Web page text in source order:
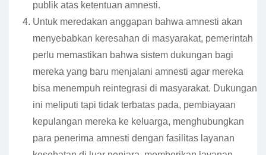
publik atas ketentuan amnesti.
Untuk meredakan anggapan bahwa amnesti akan
menyebabkan keresahan di masyarakat, pemerintah
perlu memastikan bahwa sistem dukungan bagi
mereka yang baru menjalani amnesti agar mereka
bisa menempuh reintegrasi di masyarakat. Dukungan
ini meliputi tapi tidak terbatas pada, pembiayaan
kepulangan mereka ke keluarga, menghubungkan
para penerima amnesti dengan fasilitas layanan